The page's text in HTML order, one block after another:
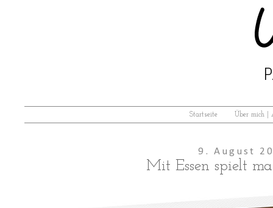
Startseite Über mich |
9. August
Mit Essen spielt